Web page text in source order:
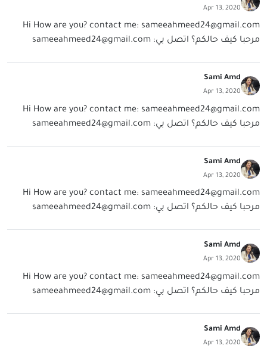
Apr 13, 2020
Hi How are you? contact me: sameeahmeed24@gmail.com
مرحبا كيف حالكم؟ اتصل بي: sameeahmeed24@gmail.com
Sami Amd
Apr 13, 2020
Hi How are you? contact me: sameeahmeed24@gmail.com
مرحبا كيف حالكم؟ اتصل بي: sameeahmeed24@gmail.com
Sami Amd
Apr 13, 2020
Hi How are you? contact me: sameeahmeed24@gmail.com
مرحبا كيف حالكم؟ اتصل بي: sameeahmeed24@gmail.com
Sami Amd
Apr 13, 2020
Hi How are you? contact me: sameeahmeed24@gmail.com
مرحبا كيف حالكم؟ اتصل بي: sameeahmeed24@gmail.com
Sami Amd
Apr 13, 2020